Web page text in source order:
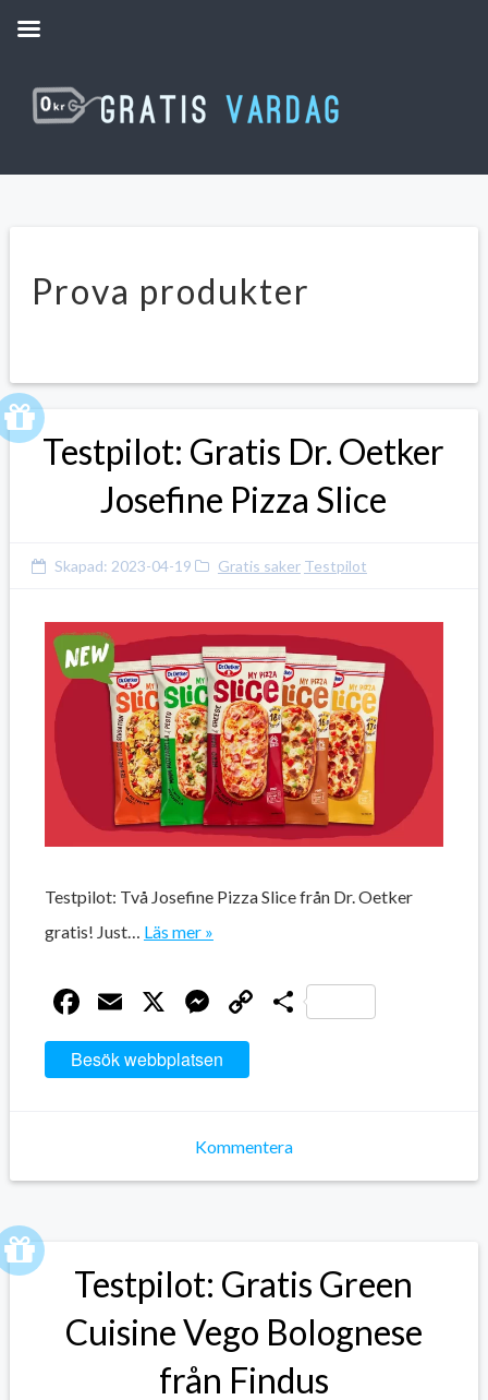
Prova produkter
Testpilot: Gratis Dr. Oetker
Josefine Pizza Slice
Skapad: 2023-04-19 Gratis saker Testpilot
Testpilot: Två Josefine Pizza Slice från Dr. Oetker
gratis! Just… Läs mer »
Facebook
Email
X Messenger
CopyDela
Besök webbplatsen
Kommentera
Testpilot: Gratis Green
Cuisine Vego Bolognese
från Findus